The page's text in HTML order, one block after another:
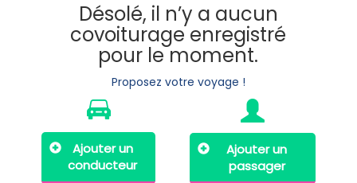
Désolé, il n’y a aucun
covoiturage enregistré
pour le moment.
Proposez votre voyage !
Ajouter un
conducteur
Ajouter un
passager